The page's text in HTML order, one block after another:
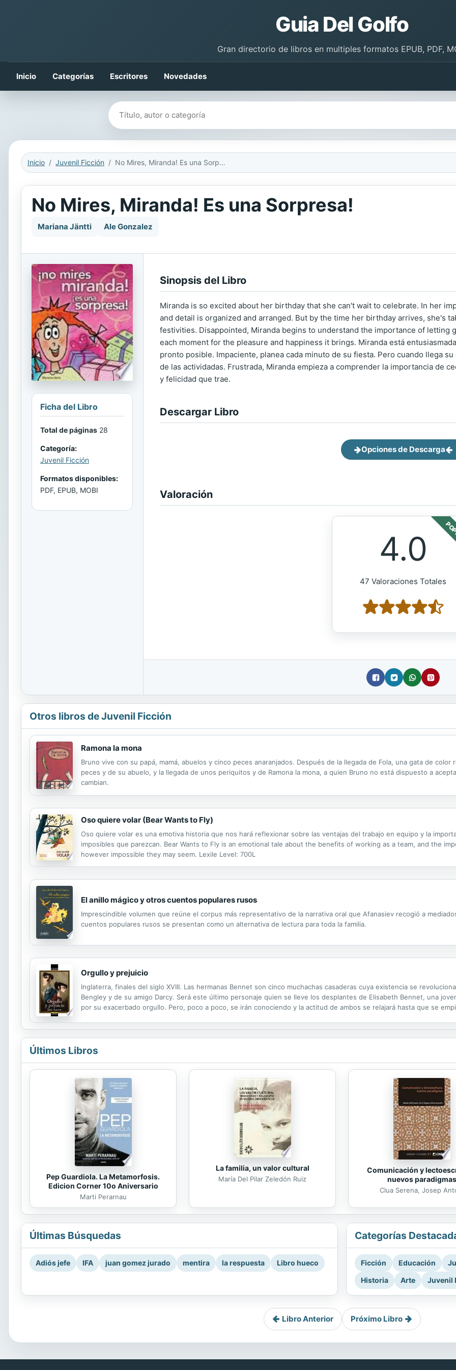
Guia Del Golfo
Gran directorio de libros en multiples formatos EPUB, PDF,
Inicio Categorías Escritores Novedades
Buscar libros
Inicio Juvenil Ficción No Mires, Miranda! Es una Sorpresa!
No Mires, Miranda! Es una Sorpresa!
Mariana Jäntti Ale Gonzalez
Ficha del Libro
Total de páginas 28
Categoría:
Juvenil Ficción
Formatos disponibles:
PDF, EPUB, MOBI
Sinopsis del Libro
Miranda is so excited about her birthday that she can't wait to celebrate. In her
and detail is organized and arranged. But by the time her birthday arrives, she's
festivities. Disappointed, Miranda begins to understand the importance of letting
each moment for the pleasure and happiness it brings. Miranda está
pronto posible. Impaciente, planea cada minuto de su fiesta. Pero cuando llega
de las actividadas. Frustrada, Miranda empieza a comprender la importancia de
y felicidad que trae.
Descargar Libro
Opciones de Descarga
Valoración
4.0
47 Valoraciones Totales
Otros libros de Juvenil Ficción
Ramona la mona
Bruno vive con su papá, mamá, abuelos y cinco peces anaranjados. Después de la llegada de Fola, una gata de
peces y de su abuelo, y la llegada de unos periquitos y de Ramona la mona, a quien Bruno no está dispuesto a
cambian.
Oso quiere volar (Bear Wants to Fly)
Oso quiere volar es una emotiva historia que nos hará reflexionar sobre las ventajas del trabajo en equipo y la
imposibles que parezcan. Bear Wants to Fly is an emotional tale about the benefits of working as a team, and the
however impossible they may seem. Lexile Level: 700L
El anillo mágico y otros cuentos populares rusos
Imprescindible volumen que reúne el corpus más representativo de la narrativa oral que Afanasiev recogió a
cuentos populares rusos se presentan como un alternativa de lectura para toda la familia.
Orgullo y prejuicio
Inglaterra, finales del siglo XVIII. Las hermanas Bennet son cinco muchachas casaderas cuya existencia se
Bengley y de su amigo Darcy. Será este último personaje quien se lleve los desplantes de Elisabeth Bennet, una
por su exacerbado orgullo. Pero, poco a poco, se irán conociendo y la actitud de ambos se relajará hasta que se
Últimos Libros
Pep Guardiola. La Metamorfosis.
Edicion Corner 10o Aniversario
Marti Perarnau
La familia, un valor cultural
María Del Pilar Zeledón Ruiz
Comunicación y
nuevos paradigmas
Clua Serena, Josep
Últimas Búsquedas
Adiós jefe IFA juan gomez jurado mentira la respuesta Libro hueco
Categorías
Ficción Educación
Historia
Arte Juvenil
Libro Anterior Próximo Libro